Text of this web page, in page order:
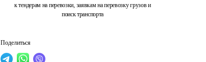
к тендерам на перевозки, заявкам на перевозку грузов и
поиск транспорта
Поделиться